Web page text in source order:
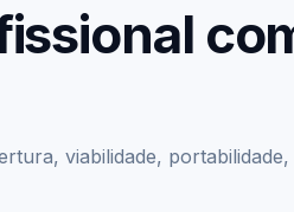
viabilidade,